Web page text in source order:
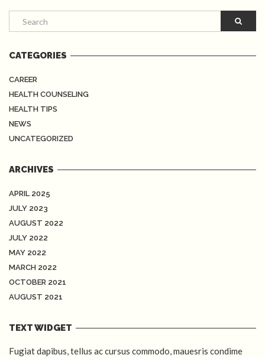
CATEGORIES
CAREER
HEALTH COUNSELING
HEALTH TIPS
NEWS
UNCATEGORIZED
ARCHIVES
APRIL 2025
JULY 2023
AUGUST 2022
JULY 2022
MAY 2022
MARCH 2022
OCTOBER 2021
AUGUST 2021
TEXT WIDGET
Fugiat dapibus, tellus ac cursus commodo, mauesris condime